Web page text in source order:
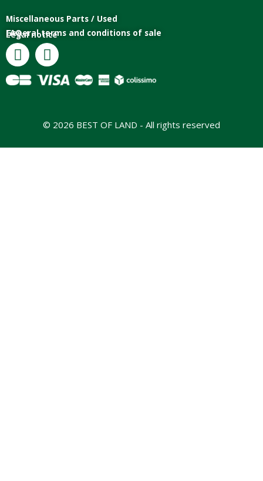
Miscellaneous Parts / Used
Legal notice
General terms and conditions of sale
FAQ
© 2026 BEST OF LAND - All rights reserved